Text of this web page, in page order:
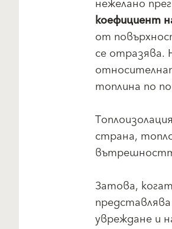
нежелано
коефициент
от
се отразява.
топлина по
страна,
Затова,
увреждане и